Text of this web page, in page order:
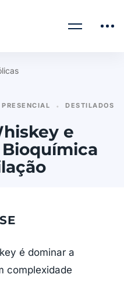
PRESENCIAL • DESTILADOS
e
é dominar a
complexidade